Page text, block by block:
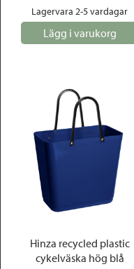
Lagervara 2-5 vardagar
Lägg i varukorg
Hinza recycled plastic
cykelväska hög blå